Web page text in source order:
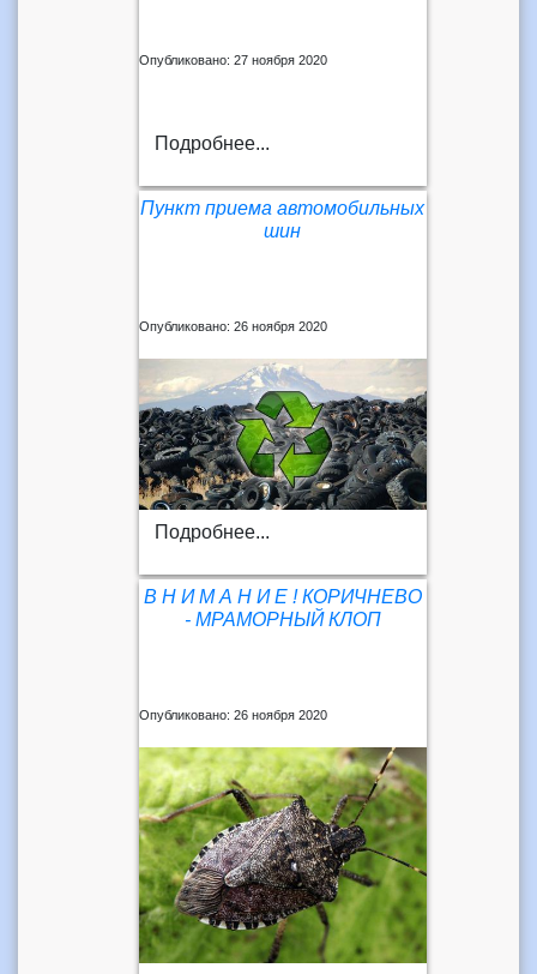
Опубликовано: 27 ноября 2020
Подробнее...
Пункт приема автомобильных
шин
Опубликовано: 26 ноября 2020
Подробнее...
В Н И М А Н И Е ! КОРИЧНЕВО
- МРАМОРНЫЙ КЛОП
Опубликовано: 26 ноября 2020